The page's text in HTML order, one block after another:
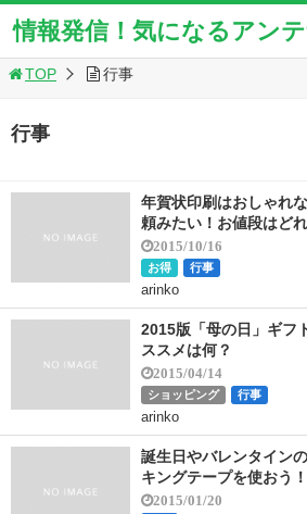
情報発信！気になるアン
TOP 行事
行事
年賀状印刷はおしゃれ
頼みたい！お値段はど
2015/10/16
お得 行事
arinko
2015版「母の日」ギフ
ススメは何？
2015/04/14
ショッピング 行事
arinko
誕生日やバレンタイン
キングテープを使おう！
2015/01/20